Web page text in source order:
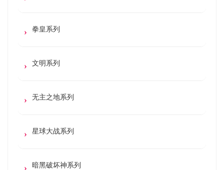
拳皇系列
文明系列
无主之地系列
星球大战系列
暗黑破坏神系列